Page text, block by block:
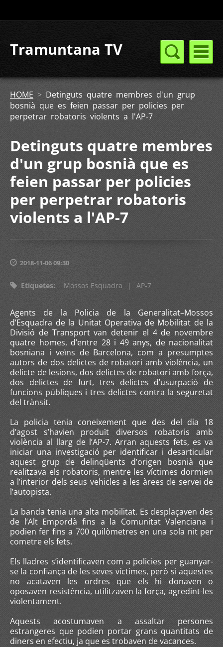
Tramuntana TV
HOME > Detinguts quatre membres d'un grup
bosnià que es feien passar per policies per
perpetrar robatoris violents a l'AP-7
Detinguts quatre membres
d'un grup bosnià que es
feien passar per policies
per perpetrar robatoris
violents a l'AP-7
2018-11-06 09:30
Etiquetes: Mossos Esquadra | AP-7
Agents de la Policia de la Generalitat–Mossos
d’Esquadra de la Unitat Operativa de Mobilitat de la
Divisió de Transport van detenir el 4 de novembre
quatre homes, d’entre 28 i 49 anys, de nacionalitat
bosniana i veïns de Barcelona, com a presumptes
autors de dos delictes de robatori amb violència, un
delicte de lesions, dos delictes de robatori amb força,
dos delictes de furt, tres delictes d’usurpació de
funcions públiques i tres delictes contra la seguretat
del trànsit.
La policia tenia coneixement que des del dia 18
d’agost s’havien produït diversos robatoris amb
violència al llarg de l’AP-7. Arran aquests fets, es va
iniciar una investigació per identificar i desarticular
aquest grup de delinqüents d’origen bosnià que
realitzava els robatoris, mentre les víctimes dormien
a l’interior dels seus vehicles a les àrees de servei de
l’autopista.
La banda tenia una alta mobilitat. Es desplaçaven des
de l’Alt Empordà fins a la Comunitat Valenciana i
podien fer fins a 700 quilòmetres en una sola nit per
cometre els fets.
Els lladres s’identificaven com a policies per guanyar-
se la confiança de les seves víctimes, però si aquestes
no acataven les ordres que els hi donaven o
oposaven resistència, utilitzaven la força, agredint-les
violentament.
Aquests acostumaven a assaltar persones
estrangeres que podien portar grans quantitats de
diners en efectiu, ja que es trobaven de vacances.